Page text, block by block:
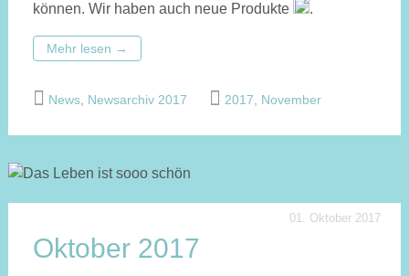
können. Wir haben auch neue Produkte
.
Mehr lesen →
News, Newsarchiv 2017 2017 November
01. Oktober 2017
Oktober 2017